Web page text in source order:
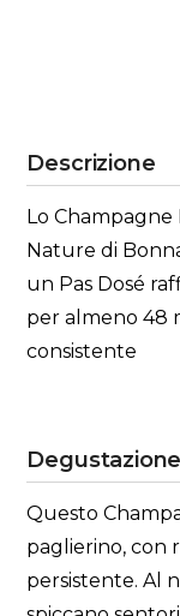
Descrizione
Lo
Nature di
un Pas Dosé
per almeno 48
consistente
Degustazione
Questo
paglierino, con
persistente. Al